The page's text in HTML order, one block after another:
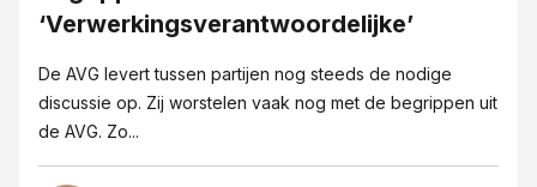
‘Verwerkingsverantwoordelijke’
De AVG levert tussen partijen nog steeds de nodige
discussie op. Zij worstelen vaak nog met de begrippen uit
de AVG. Zo...